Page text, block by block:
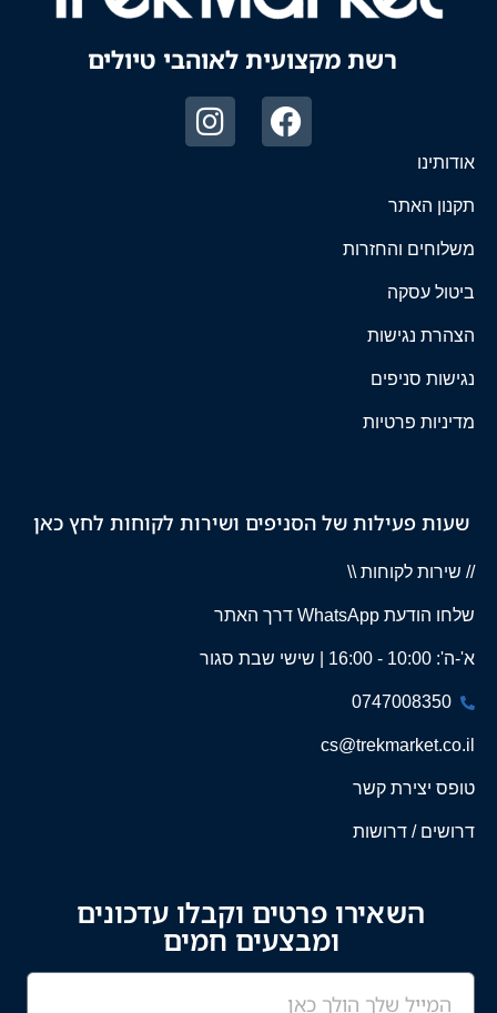
רשת מקצועית לאוהבי טיולים
אודותינו
תקנון האתר
משלוחים והחזרות
ביטול עסקה
הצהרת נגישות
נגישות סניפים
מדיניות פרטיות
שעות פעילות של הסניפים ושירות לקוחות לחץ כאן
// שירות לקוחות \\
שלחו הודעת WhatsApp דרך האתר
א'-ה': 10:00 - 16:00 | שישי שבת סגור
0747008350
cs@trekmarket.co.il
טופס יצירת קשר
דרושים / דרושות
השאירו פרטים וקבלו עדכונים
ומבצעים חמים